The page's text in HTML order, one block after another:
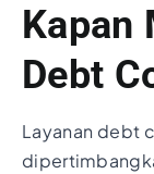
Kapan
Debt
Layanan debt